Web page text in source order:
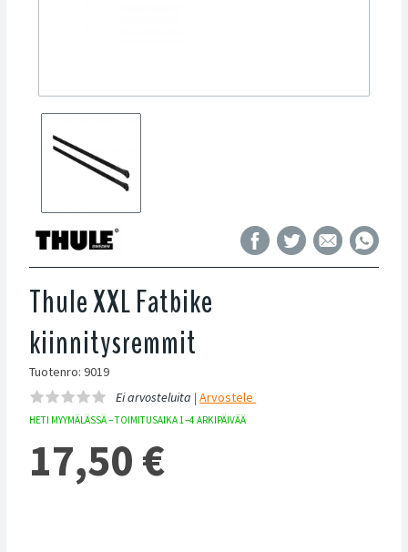
Thule XXL Fatbike
kiinnitysremmit
Tuotenro: 9019
Ei arvosteluita |Arvostele
HETI MYYMÄLÄSSÄ – TOIMITUSAIKA 1–4 ARKIPÄIVÄÄ
17,50 €